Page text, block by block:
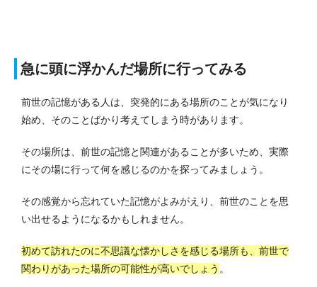
急に頭に浮かんだ場所に行ってみる
前世の記憶がある人は、突発的にある場所のことが気になり
始め、そのことばかり考えてしまう時があります。
その場所は、前世の記憶と関連があることが多いため、実際
にその場に行って何を感じるのかを探ってみましょう。
その感覚から忘れていた記憶がよみがえり、前世のことを思
い出せるようになるかもしれません。
初めて訪れたのに不思議な懐かしさを感じる場所も、前世で
関わりがあった場所の可能性が高いでしょう 。